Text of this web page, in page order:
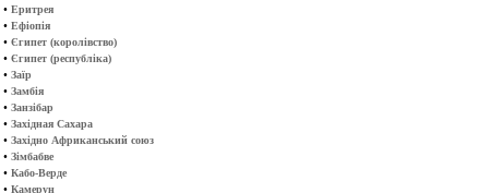
• Еритрея
• Ефіопія
• Єгипет (королівство)
• Єгипет (республіка)
• Заїр
• Замбія
• Занзібар
• Західная Сахара
• Західно Африканський союз
• Зімбабве
• Кабо-Верде
• Камерун